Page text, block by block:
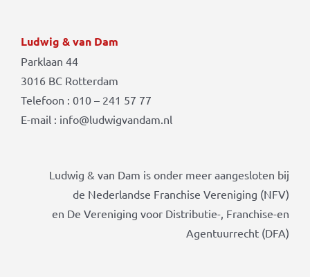
Ludwig & van Dam
Parklaan 44
3016 BC Rotterdam
Telefoon : 010 – 241 57 77
E-mail : info@ludwigvandam.nl
Ludwig & van Dam is onder meer aangesloten bij
de Nederlandse Franchise Vereniging (NFV)
en De Vereniging voor Distributie-, Franchise-en
Agentuurrecht (DFA)